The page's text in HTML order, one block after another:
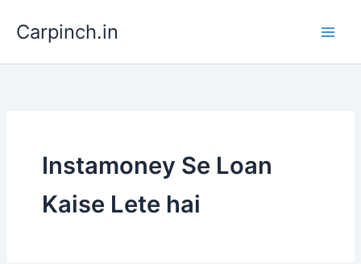
Carpinch.in
Instamoney Se Loan
Kaise Lete hai